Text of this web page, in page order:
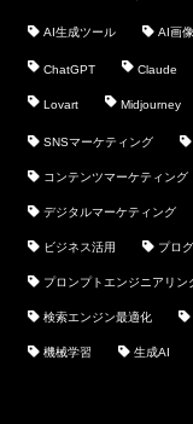
AI生成ツール AI画
ChatGPT Claude
Lovart Midjourney
SNSマーケティング
コンテンツマーケティング
デジタルマーケティング
ビジネス活用 プロ
プロンプトエンジニアリン
検索エンジン最適化
機械学習 生成AI